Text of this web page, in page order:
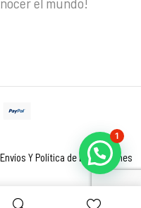
Envíos Y Política de Devoluciones
1